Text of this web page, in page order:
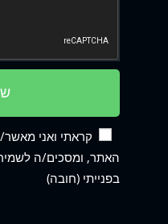
קראתי ואני
האתר, ומסכים/ה
בפנייתי (חובה)